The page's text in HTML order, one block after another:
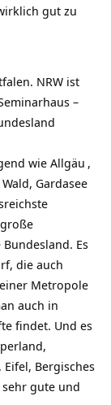
gut zu
NRW ist
–
wie Allgäu ,
Gardasee
Es
die auch
Metropole
auch in
findet. Und es
, Eifel, Bergisches
sehr gute und